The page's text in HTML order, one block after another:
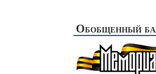
Обобщенный